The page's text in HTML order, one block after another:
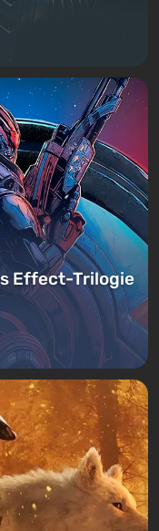
Effect-Trilogie